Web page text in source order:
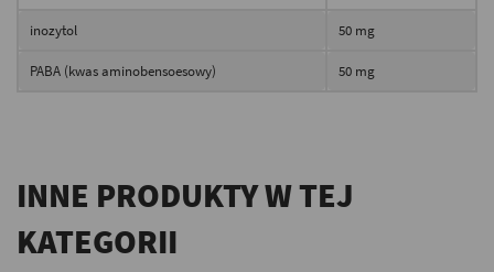
inozytol 50 mg
PABA (kwas aminobensoesowy) 50 mg
INNE PRODUKTY W TEJ
KATEGORII